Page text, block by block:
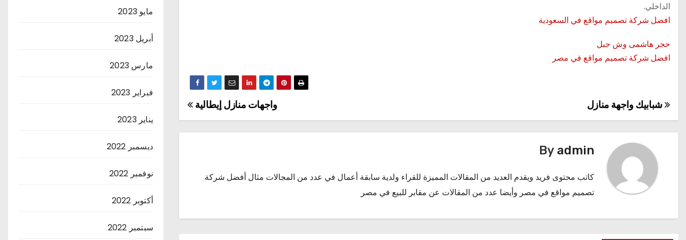
الداخلي.
افضل شركة تصميم مواقع في السعودية
حجر هاشمى وش جبل
افضل شركة تصميم مواقع في مصر
تصفّح
المقالات
واجهات منازل إيطالية شبابيك واجهة منازل
By admin
كاتب محتوى فريد ويقدم العديد من المقالات المميزة للقراء ولدية سابقة أعمال في عدد من المجالات مثال أفضل شركة
تصميم مواقع في مصر وأيضا عدد من المقالات عن مقابر للبيع في مصر
مايو 2023
أبريل 2023
مارس 2023
فبراير 2023
يناير 2023
ديسمبر 2022
نوفمبر 2022
أكتوبر 2022
سبتمبر 2022